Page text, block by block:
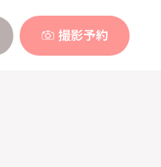
撮影予約